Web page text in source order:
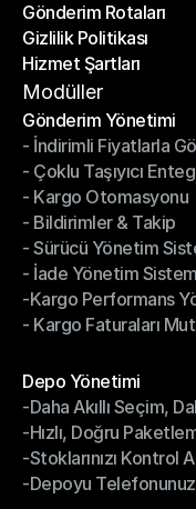
Yardım Merkezi
Gönderim Rotaları
Gönderim Rotaları
Gizlilik Politikası
Gizlilik Politikası
Hizmet Şartları
Hizmet Şartları
Modüller
Gönderim Yönetimi
Gönderim Yönetimi
- İndirimli Fiyatlarla
- İndirimli Fiyatlarla
- Çoklu Taşıyıcı
- Çoklu Taşıyıcı
- Kargo Otomasyonu
- Kargo Otomasyonu
- Bildirimler & Takip
- Bildirimler & Takip
- Sürücü Yönetim
- Sürücü Yönetim
- İade Yönetim
- İade Yönetim
-Kargo Performans
-Kargo Performans
- Kargo Faturaları
Depo Yönetimi
Depo Yönetimi
-Daha Akıllı Seçim,
-Daha Akıllı Seçim,
-Hızlı, Doğru
-Hızlı, Doğru
-Stoklarınızı Kontrol
-Stoklarınızı Kontrol
-Depoyu